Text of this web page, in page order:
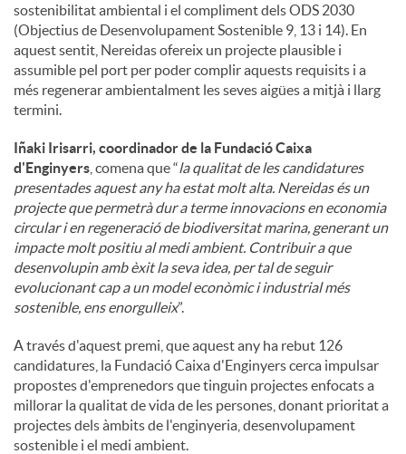
sostenibilitat ambiental i el compliment dels ODS 2030
(Objectius de Desenvolupament Sostenible 9, 13 i 14). En
aquest sentit, Nereidas ofereix un projecte plausible i
assumible pel port per poder complir aquests requisits i a
més regenerar ambientalment les seves aigües a mitjà i llarg
termini.
Iñaki Irisarri, coordinador de la Fundació Caixa
d'Enginyers , comena que “la qualitat de les candidatures
presentades aquest any ha estat molt alta. Nereidas és un
projecte que permetrà dur a terme innovacions en economia
circular i en regeneració de biodiversitat marina, generant un
impacte molt positiu al medi ambient. Contribuir a que
desenvolupin amb èxit la seva idea, per tal de seguir
evolucionant cap a un model econòmic i industrial més
sostenible, ens enorgulleix”.
A través d'aquest premi, que aquest any ha rebut 126
candidatures, la Fundació Caixa d'Enginyers cerca impulsar
propostes d'emprenedors que tinguin projectes enfocats a
millorar la qualitat de vida de les persones, donant prioritat a
projectes dels àmbits de l'enginyeria, desenvolupament
sostenible i el medi ambient.